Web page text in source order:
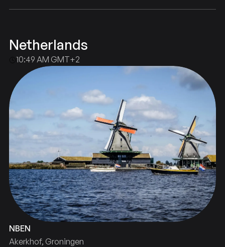
Netherlands
10:49 AM GMT+2
NBEN
Akerkhof, Groningen